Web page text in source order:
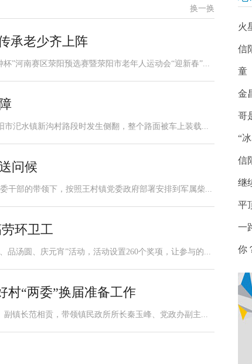
换一换
承老少齐上阵
”河南赛区荥阳预选赛暨荥阳市老年人运动会“迎新春”...
市汜水镇新沟村路段时发生侧翻，整个路面被车上装载...
问候
干部的带领下，按照王村镇党委政府部署安排到军属柴...
环卫工
品汤圆、庆元宵”活动，活动设置260个奖项，让参与的...
村“两委”换届准备工作
镇长范相贡，带领镇民政所所长秦玉峰、党政办副主...
火
信
童
金
哥
“
信
继
平
一
你